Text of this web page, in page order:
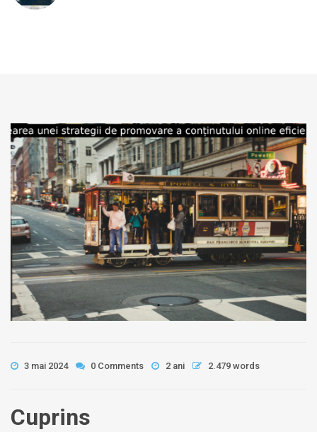
3 mai 2024 0 Comments 2 ani 2.479 words
Cuprins